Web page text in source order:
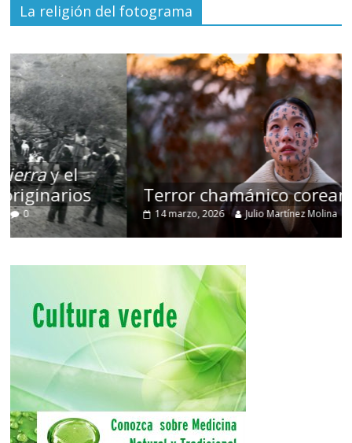
La religión del fotograma
Terror chamánico coreano
14 marzo, 2026 Julio Martínez Molina 0